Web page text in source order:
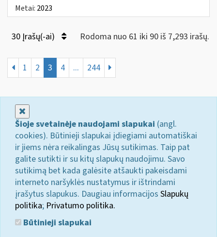
Metai: 2023
30 Įrašų(-ai) Rodoma nuo 61 iki 90 iš 7,293 irašų.
1 2 3 4 ... 244
Šioje svetainėje naudojami slapukai (angl.
cookies). Būtinieji slapukai įdiegiami automatiškai
ir jiems nėra reikalingas Jūsų sutikimas. Taip pat
galite sutikti ir su kitų slapukų naudojimu. Savo
sutikimą bet kada galėsite atšaukti pakeisdami
interneto naršyklės nustatymus ir ištrindami
įrašytus slapukus. Daugiau informacijos Slapukų
politika; Privatumo politika.
Būtinieji slapukai